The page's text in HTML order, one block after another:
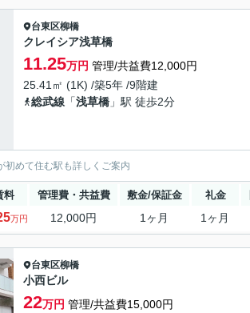
台東区柳橋
クレイシア浅草橋
11.25万円 管理/共益費12,000円
25.41㎡ (1K) /築5年 /9階建
総武線 「浅草橋 」駅 徒歩2分
初めて住む駅も詳しくご案内
料 管理費・共益費 敷金/保証金 礼金
万円 12,000円 1ヶ月 1ヶ月
台東区柳橋
小西ビル
22万円 管理/共益費15,000円